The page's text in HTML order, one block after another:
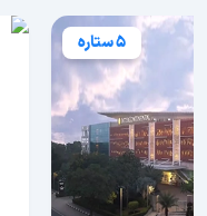
5 ستاره